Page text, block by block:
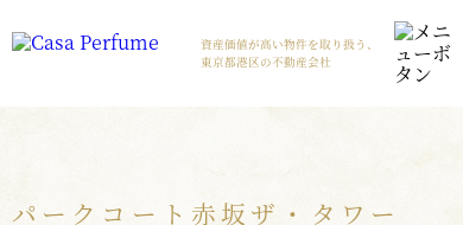
資産価値が高い物件を取り扱う、
東京都港区の不動産会社
パークコート赤坂ザ・タワー